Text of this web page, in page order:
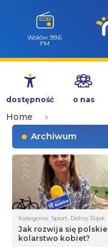
Przejdź
treści
Wołów 99.6
FM
dostępność o nas
Home
»
Archiwum
Kategoria: Sport, Dolny Śląsk
Jak rozwija się polskie
kolarstwo kobiet?